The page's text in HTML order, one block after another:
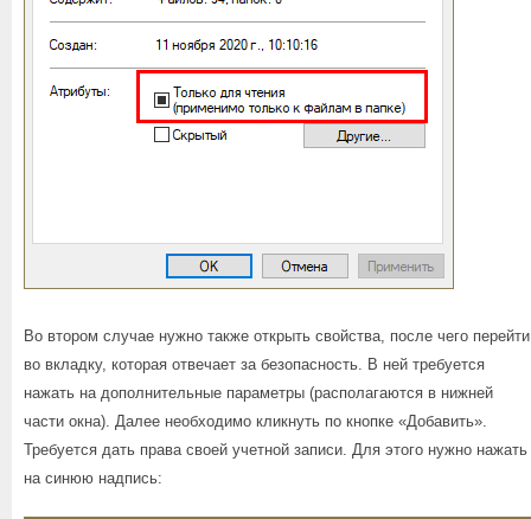
Во втором случае нужно также открыть свойства, после чего перейти
во вкладку, которая отвечает за безопасность. В ней требуется
нажать на дополнительные параметры (располагаются в нижней
части окна). Далее необходимо кликнуть по кнопке «Добавить».
Требуется дать права своей учетной записи. Для этого нужно нажать
на синюю надпись: